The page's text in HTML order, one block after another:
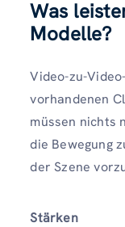
Was
Modelle?
Video-zu-
vorhandenen
müssen nichts
die Bewegung
der Szene
Stärken